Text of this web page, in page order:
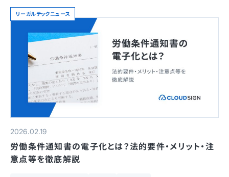
リーガルテックニュース
2026.02.19
労働条件通知書の電子化とは？法的要件・メリット・注
意点等を徹底解説